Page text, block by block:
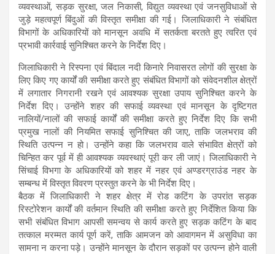
व्यवस्थाओं, सड़क सुरक्षा, जल निकासी, विद्युत व्यवस्था एवं जनसुविधाओं से
जुड़े महत्वपूर्ण बिंदुओं की विस्तृत समीक्षा की गई। जिलाधिकारी ने संबंधित
विभागों के अधिकारियों को मानसून अवधि में सतर्कता बरतते हुए त्वरित एवं
प्रभावी कार्रवाई सुनिश्चित करने के निर्देश दिए।
जिलाधिकारी ने रिस्पना एवं बिंदाल नदी किनारे निवासरत लोगों की सुरक्षा के
लिए किए गए कार्यों की समीक्षा करते हुए संबंधित विभागों को संवेदनशील क्षेत्रों
में लगातार निगरानी रखने एवं आवश्यक सुरक्षा उपाय सुनिश्चित करने के
निर्देश दिए। उन्होंने शहर की सफाई व्यवस्था एवं मानसून के दृष्टिगत
नालियों/नालों की सफाई कार्यों की समीक्षा करते हुए निर्देश दिए कि सभी
प्रमुख नालों की नियमित सफाई सुनिश्चित की जाए, ताकि जलभराव की
स्थिति उत्पन्न न हो। उन्होंने कहा कि जलभराव वाले संभावित क्षेत्रों को
चिन्हित कर पूर्व में ही आवश्यक व्यवस्थाएं पूरी कर ली जाएं। जिलाधिकारी ने
सिंचाई विभगा के अधिकारियों को शहर में नहर एवं अण्डरग्राउंड नहर के
सम्बन्ध में विस्तृत विवरण प्रस्तुत करने के भी निर्देश दिए।
बैठक में जिलाधिकारी ने शहर क्षेत्र में रोड कटिंग के उपरांत सड़क
रिस्टोरेशन कार्यों की वर्तमान स्थिति की समीक्षा करते हुए निर्देशित किया कि
सभी संबंधित विभाग आपसी समन्वय से कार्य करते हुए सड़क कटिंग के बाद
तत्काल मरम्मत कार्य पूर्ण करें, ताकि आमजन को आवागमन में असुविधा का
सामना न करना पड़े। उन्होंने मानसून के दौरान सड़कों पर उत्पन्न होने वाली